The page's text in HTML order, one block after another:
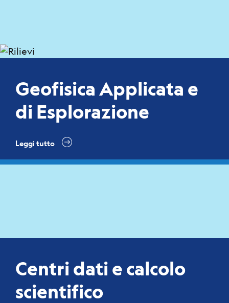
Geofisica Applicata e
di Esplorazione
Leggi tutto
Centri dati e calcolo
scientifico